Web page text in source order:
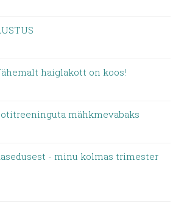
haiglakott on koos!
mähkmevabaks
- minu kolmas trimester